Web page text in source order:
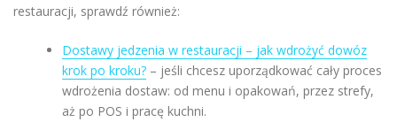
restauracji, sprawdź również:
Dostawy jedzenia w restauracji – jak wdrożyć dowóz
krok po kroku? – jeśli chcesz uporządkować cały proces
wdrożenia dostaw: od menu i opakowań, przez strefy,
aż po POS i pracę kuchni.